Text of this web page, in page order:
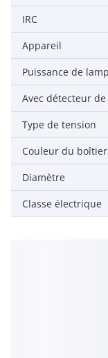
IRC
Appareil
Type de tension
Couleur du boîtier
Diamètre
Classe électrique